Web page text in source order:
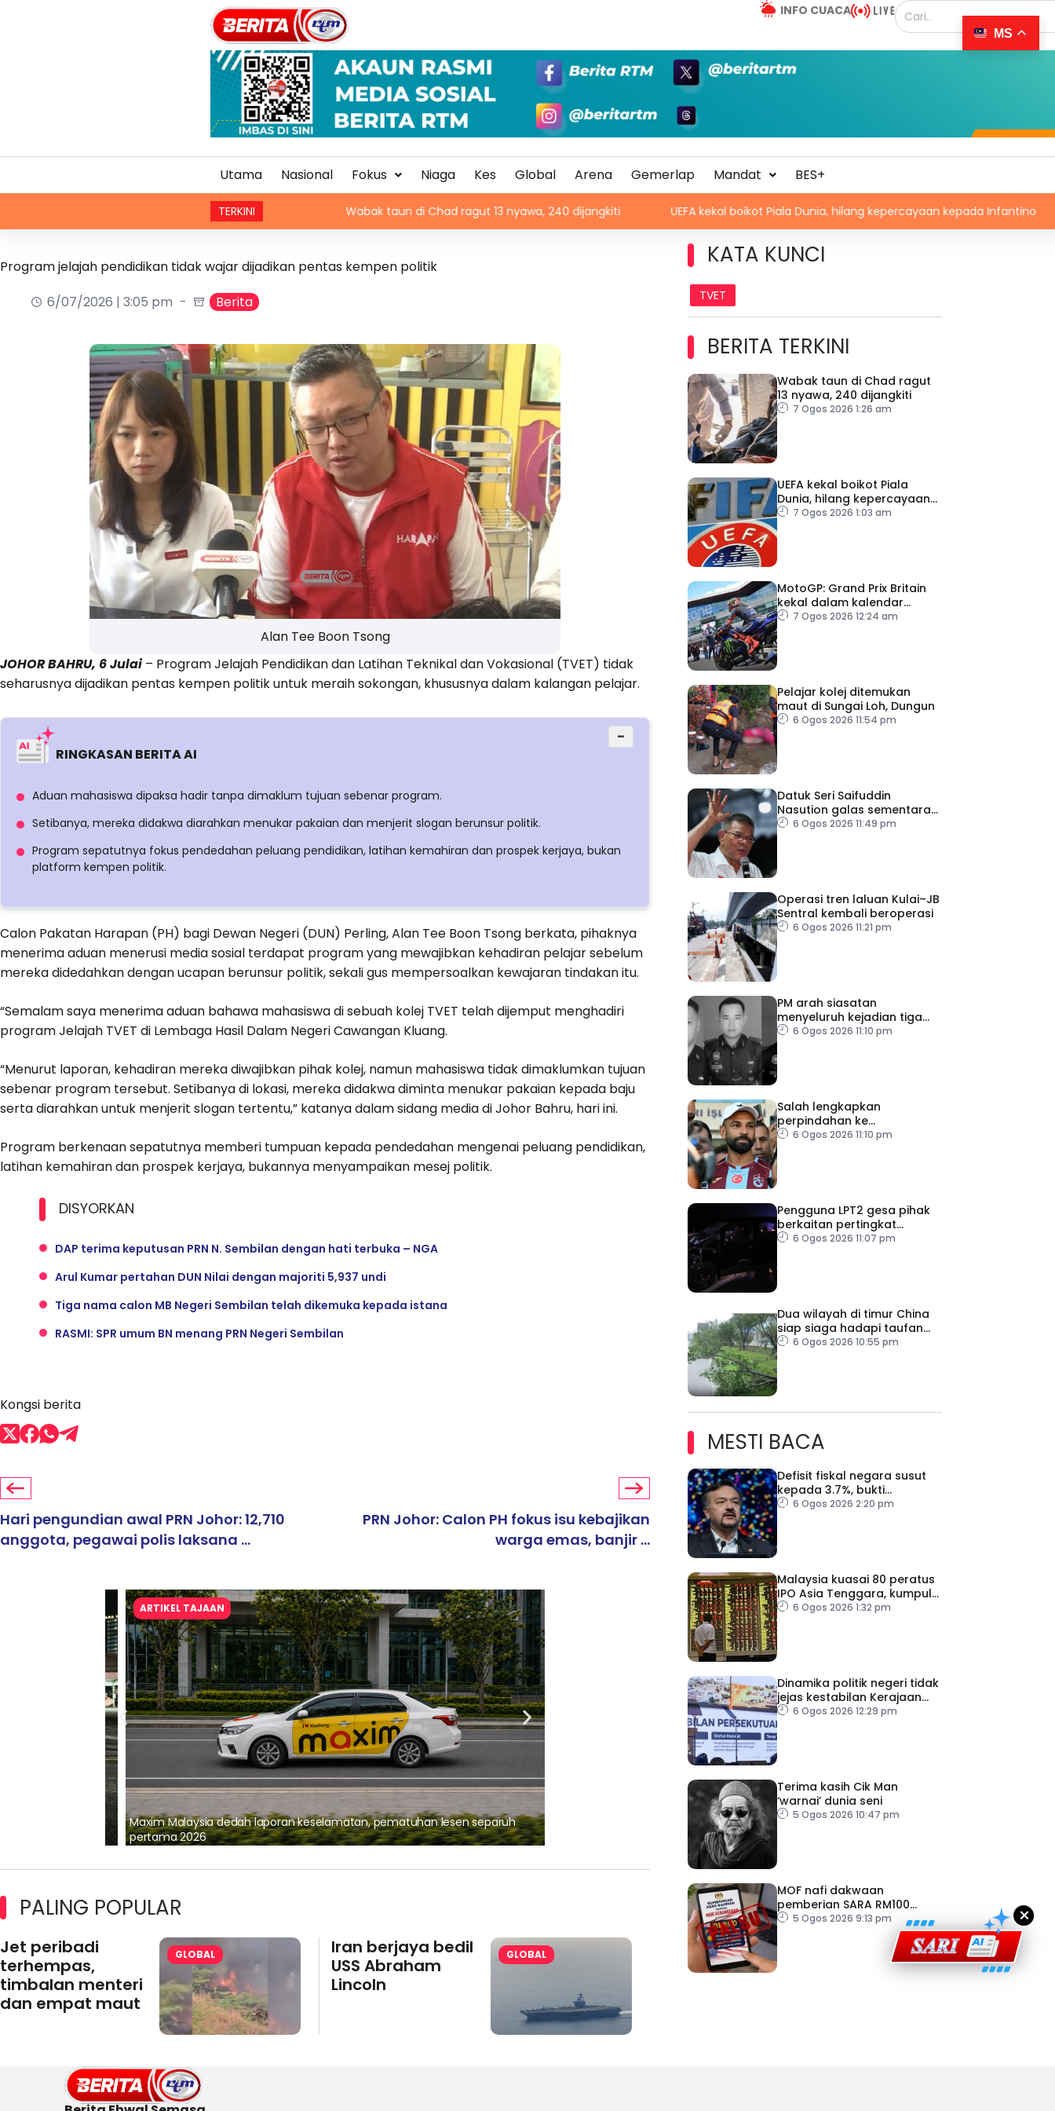
INFO CUACA
Utama Nasional Fokus Niaga Kes Global Arena Gemerlap Mandat BES+
TERKINI Wabak taun di Chad ragut 13 nyawa, 240 dijangkiti UEFA kekal boikot Piala Dunia, hilang kepercayaan kepada Infantino
Program jelajah pendidikan tidak wajar dijadikan pentas kempen politik
6/07/2026 | 3:05 pm
Berita
Alan Tee Boon Tsong
JOHOR BAHRU, 6 Julai– Program Jelajah Pendidikan dan Latihan Teknikal dan Vokasional (TVET) tidak
seharusnya dijadikan pentas kempen politik untuk meraih sokongan, khususnya dalam kalangan pelajar.
RINGKASAN BERITA AI
−
Aduan mahasiswa dipaksa hadir tanpa dimaklum tujuan sebenar program.
Setibanya, mereka didakwa diarahkan menukar pakaian dan menjerit slogan berunsur politik.
Program sepatutnya fokus pendedahan peluang pendidikan, latihan kemahiran dan prospek kerjaya, bukan
platform kempen politik.
Calon Pakatan Harapan (PH) bagi Dewan Negeri (DUN) Perling, Alan Tee Boon Tsong berkata, pihaknya
menerima aduan menerusi media sosial terdapat program yang mewajibkan kehadiran pelajar sebelum
mereka didedahkan dengan ucapan berunsur politik, sekali gus mempersoalkan kewajaran tindakan itu.
“Semalam saya menerima aduan bahawa mahasiswa di sebuah kolej TVET telah dijemput menghadiri
program Jelajah TVET di Lembaga Hasil Dalam Negeri Cawangan Kluang.
“Menurut laporan, kehadiran mereka diwajibkan pihak kolej, namun mahasiswa tidak dimaklumkan tujuan
sebenar program tersebut. Setibanya di lokasi, mereka didakwa diminta menukar pakaian kepada baju
serta diarahkan untuk menjerit slogan tertentu,” katanya dalam sidang media di Johor Bahru, hari ini.
Program berkenaan sepatutnya memberi tumpuan kepada pendedahan mengenai peluang pendidikan,
latihan kemahiran dan prospek kerjaya, bukannya menyampaikan mesej politik.
DISYORKAN
DAP terima keputusan PRN N. Sembilan dengan hati terbuka – NGA
Arul Kumar pertahan DUN Nilai dengan majoriti 5,937 undi
Tiga nama calon MB Negeri Sembilan telah dikemuka kepada istana
RASMI: SPR umum BN menang PRN Negeri Sembilan
Kongsi berita
Hari pengundian awal PRN Johor: 12,710
anggota, pegawai polis laksana ...
PRN Johor: Calon PH fokus isu kebajikan
warga emas, banjir ...
ARTIKEL TAJAAN
Maxim Malaysia dedah laporan keselamatan, pematuhan lesen separuh
pertama 2026
Ajinomoto (Malaysia) Berhad Perkasa SCORE Marathon 2026 Melalui Kerjasama
aminoVITAL® Bersama Pempengaruh Larian Antarabangsa
PALING POPULAR
Jet peribadi
terhempas,
timbalan menteri
dan empat maut
GLOBAL
Iran berjaya bedil
USS Abraham
Lincoln
GLOBAL
KATA KUNCI
TVET
BERITA TERKINI
Wabak taun di Chad ragut
13 nyawa, 240 dijangkiti
7 Ogos 2026 1:26 am
UEFA kekal boikot Piala
Dunia, hilang kepercayaan
kepada Infantino
7 Ogos 2026 1:03 am
MotoGP: Grand Prix Britain
kekal dalam kalendar
hingga 2028
7 Ogos 2026 12:24 am
Pelajar kolej ditemukan
maut di Sungai Loh, Dungun
6 Ogos 2026 11:54 pm
Datuk Seri Saifuddin
Nasution galas sementara
tugas Timbalan Presiden
6 Ogos 2026 11:49 pm
Operasi tren laluan Kulai–JB
Sentral kembali beroperasi
6 Ogos 2026 11:21 pm
PM arah siasatan
menyeluruh kejadian tiga
anggota polis maut akibat
6 Ogos 2026 11:10 pm
Salah lengkapkan
perpindahan ke
Trabzonspor
6 Ogos 2026 11:10 pm
Pengguna LPT2 gesa pihak
berkaitan pertingkat
keselamatan
6 Ogos 2026 11:07 pm
Dua wilayah di timur China
siap siaga hadapi taufan
Dolphin
6 Ogos 2026 10:55 pm
MESTI BACA
Defisit fiskal negara susut
kepada 3.7%, bukti
keyakinan pelabur masih
6 Ogos 2026 2:20 pm
Malaysia kuasai 80 peratus
IPO Asia Tenggara, kumpul
AS$1.4 bilion separuh
6 Ogos 2026 1:32 pm
Dinamika politik negeri tidak
jejas kestabilan Kerajaan
Perpaduan Persekutuan –
6 Ogos 2026 12:29 pm
Terima kasih Cik Man
‘warnai’ dunia seni
5 Ogos 2026 10:47 pm
MOF nafi dakwaan
pemberian SARA RM100
sempena Hari Kebangsaan
5 Ogos 2026 9:13 pm ×
MS